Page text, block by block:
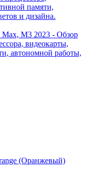
M3 2023 - Обзор
видеокарты,
автономной работы,